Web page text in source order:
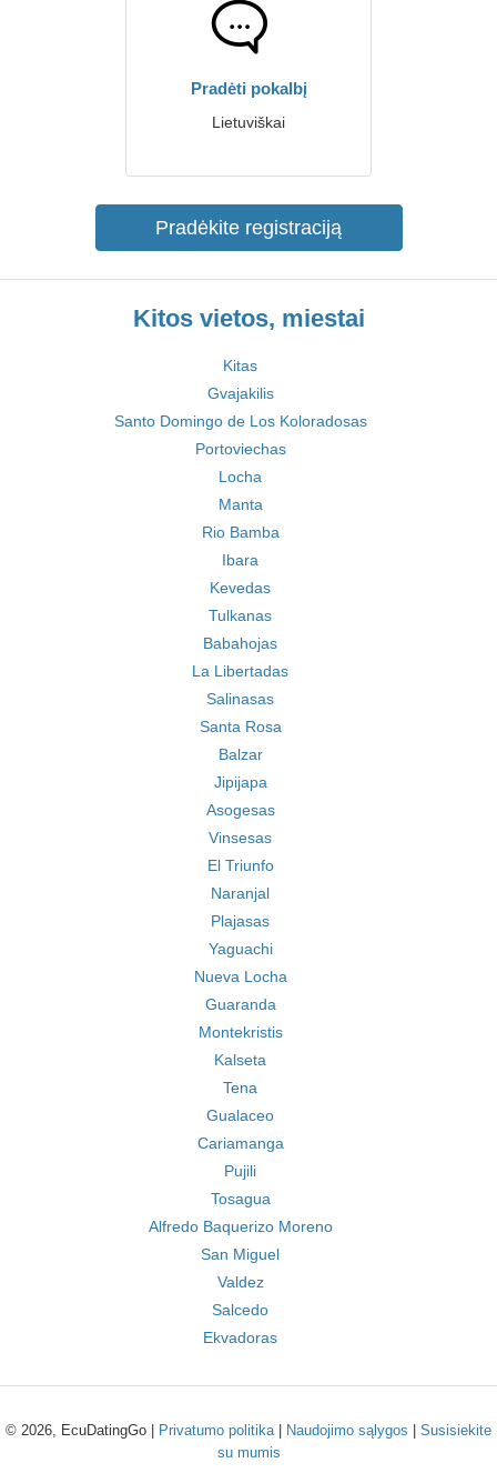
Pradėti pokalbį
Lietuviškai
Pradėkite registraciją
Kitos vietos, miestai
Kitas
Gvajakilis
Santo Domingo de Los Koloradosas
Portoviechas
Locha
Manta
Rio Bamba
Ibara
Kevedas
Tulkanas
Babahojas
La Libertadas
Salinasas
Santa Rosa
Balzar
Jipijapa
Asogesas
Vinsesas
El Triunfo
Naranjal
Plajasas
Yaguachi
Nueva Locha
Guaranda
Montekristis
Kalseta
Tena
Gualaceo
Cariamanga
Pujili
Tosagua
Alfredo Baquerizo Moreno
San Miguel
Valdez
Salcedo
Ekvadoras
© 2026, EcuDatingGo | Privatumo politika| Naudojimo sąlygos
Susisiekite
su mumis